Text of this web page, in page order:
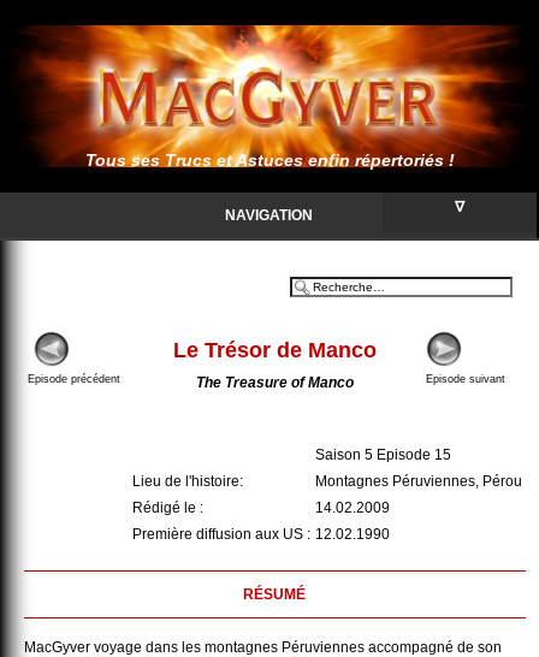
Tous ses Trucs et Astuces enfin répertoriés !
NAVIGATION ∇
Le Trésor de Manco
Episode précédent The Treasure of Manco Episode suivant
Saison 5 Episode 15
Lieu de l'histoire:
Montagnes Péruviennes, Pérou
Rédigé le :
14.02.2009
Première diffusion aux US : 12.02.1990
RÉSUMÉ
MacGyver voyage dans les montagnes Péruviennes accompagné de son